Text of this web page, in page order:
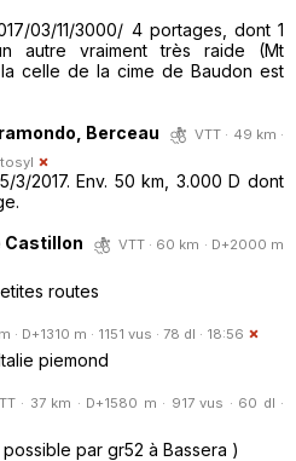
03/11/3000/ 4 portages, dont 1
autre vraiment très raide (Mt
celle de la cime de Baudon est
Berceau
VTT · 49 km ·
2017. Env. 50 km, 3.000 D dont
Castillon
VTT · 60 km · D+2000 m
routes
· D+1310 m · 1151 vus · 78 dl · 18:56
piemond
· 37 km · D+1580 m · 917 vus · 60 dl ·
par gr52 à Bassera )